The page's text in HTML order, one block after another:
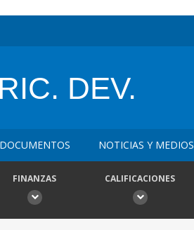
DEV.
DOCUMENTOS NOTICIAS Y MEDIOS
FINANZAS CALIFICACIONES